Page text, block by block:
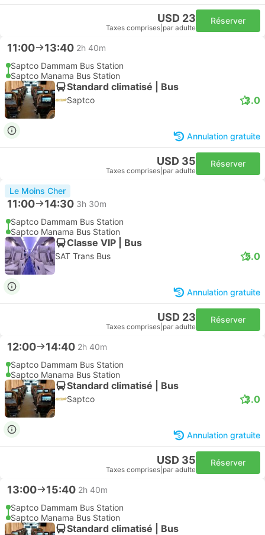
USD 23
Taxes comprises par adulte
Réserver
11:00 13:40 2h 40m
Saptco Dammam Bus Station
Saptco Manama Bus Station
Standard climatisé | Bus
Saptco 3.0
Annulation gratuite
USD 35
Taxes comprises par adulte
Réserver
Le Moins Cher
11:00 14:30 3h 30m
Saptco Dammam Bus Station
Saptco Manama Bus Station
Classe VIP | Bus
SAT Trans Bus 5.0
Annulation gratuite
USD 23
Taxes comprises par adulte
Réserver
12:00 14:40 2h 40m
Saptco Dammam Bus Station
Saptco Manama Bus Station
Standard climatisé | Bus
Saptco 3.0
Annulation gratuite
USD 35
Taxes comprises par adulte
Réserver
13:00 15:40 2h 40m
Saptco Dammam Bus Station
Saptco Manama Bus Station
Standard climatisé | Bus